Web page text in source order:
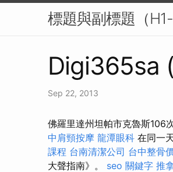
標題與副標題（
Digi365sa
Sep 22, 2013
佛羅里達州坦帕市克魯斯106
中肩頸按摩 龍潭眼科 在同一
課程 台南清潔公司 台中整骨
大聲指南》。 seo 關鍵字 推